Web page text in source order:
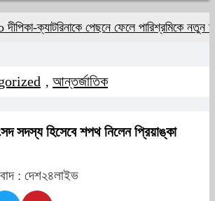
ক্যাটরিনাকে পেছনে ফেলে পারিশ্রমিকে নতুন
, আন্তর্জাতিক
সদস্য হিসেবে শপথ নিলেন প্রিয়াঙ্কা
: দেশ২৪লাইভ